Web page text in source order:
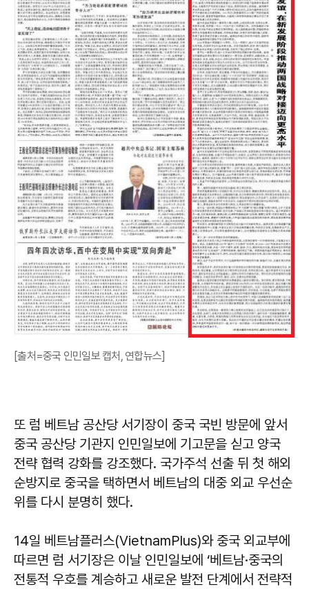
[출처=중국 인민일보 캡처, 연합뉴스]
또 럼 베트남 공산당 서기장이 중국 국빈 방문에 앞서
중국 공산당 기관지 인민일보에 기고문을 싣고 양국
전략 협력 강화를 강조했다. 국가주석 선출 뒤 첫 해외
순방지로 중국을 택하면서 베트남의 대중 외교 우선순
위를 다시 분명히 했다.
14일 베트남플러스(VietnamPlus)와 중국 외교부에
따르면 럼 서기장은 이날 인민일보에 ‘베트남·중국의
전통적 우호를 계승하고 새로운 발전 단계에서 전략적